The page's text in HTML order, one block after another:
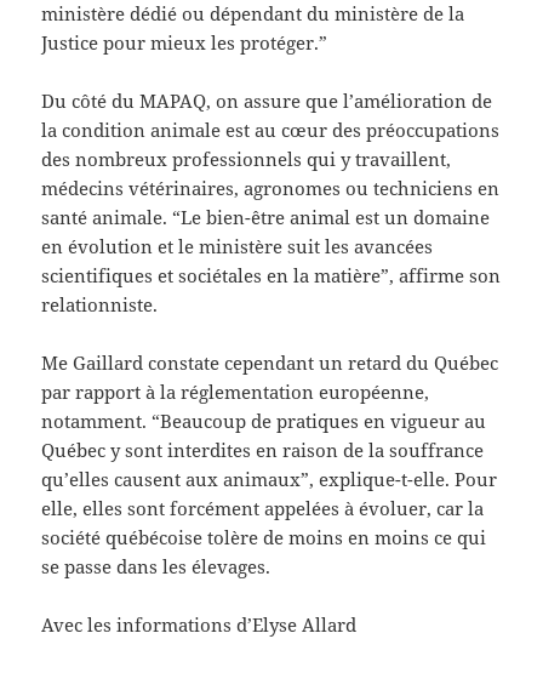
ministère dédié ou dépendant du ministère de la
Justice pour mieux les protéger.”
Du côté du MAPAQ, on assure que l’amélioration de
la condition animale est au cœur des préoccupations
des nombreux professionnels qui y travaillent,
médecins vétérinaires, agronomes ou techniciens en
santé animale. “Le bien-être animal est un domaine
en évolution et le ministère suit les avancées
scientifiques et sociétales en la matière”, affirme son
relationniste.
Me Gaillard constate cependant un retard du Québec
par rapport à la réglementation européenne,
notamment. “Beaucoup de pratiques en vigueur au
Québec y sont interdites en raison de la souffrance
qu’elles causent aux animaux”, explique-t-elle. Pour
elle, elles sont forcément appelées à évoluer, car la
société québécoise tolère de moins en moins ce qui
se passe dans les élevages.
Avec les informations d’Elyse Allard